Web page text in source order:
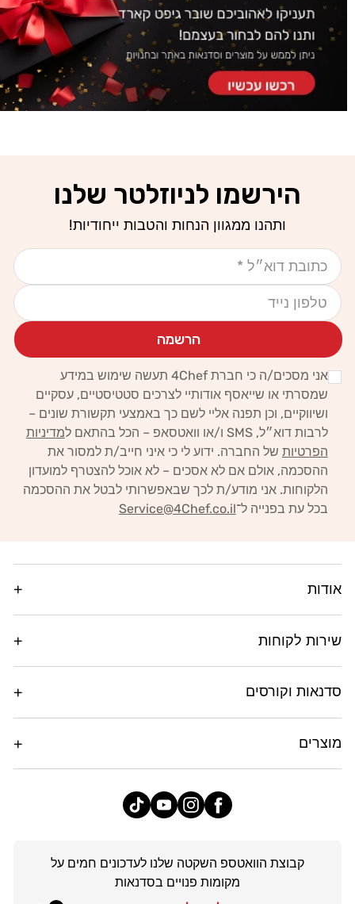
הירשמו לניוזלטר שלנו
ותהנו ממגוון הנחות והטבות ייחודיות!
אימייל
טלפון נייד
הרשמה
אני מסכים/ה כי חברת 4Chef תעשה שימוש במידע
שמסרתי או שייאסף אודותיי לצרכים סטטיסטיים, עסקיים
ושיווקיים, וכן תפנה אליי לשם כך באמצעי תקשורת שונים –
לרבות דוא״ל, SMS ו/או וואטסאפ – הכל בהתאם ל
מדיניות
הפרטיות של החברה. ידוע לי כי איני חייב/ת למסור את
ההסכמה, אולם אם לא אסכים – לא אוכל להצטרף למועדון
הלקוחות. אני מודע/ת לכך שבאפשרותי לבטל את ההסכמה
בכל עת בפנייה ל־Service@4Chef.co.il
פייסבוקאינסטגרם
יוטיובטיק
קבוצת הוואטספ השקטה שלנו לעדכונים חמים על
מקומות פנויים בסדנאות
אודות
שירות לקוחות
סדנאות וקורסים
מוצרים